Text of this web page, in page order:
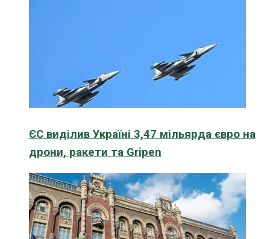
ЄС виділив Україні 3,47 мільярда євро на
дрони, ракети та Gripen